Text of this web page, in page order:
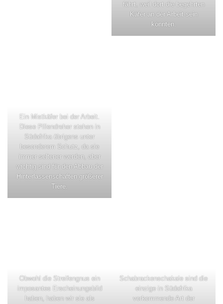
fährt, weil dort die begehrten
Käfer an der Arbeit sein
könnten.
Ein Mistkäfer bei der Arbeit.
Diese Pillendreher stehen in
Südafrika übrigens unter
besonderem Schutz, da sie
immer seltener werden, aber
wichtig sind für den Abbau der
Hinterlassenschaften größerer
Tiere.
Obwohl die Streifengnus ein
imposantes Erscheinungsbild
haben, haben wir sie als
Schabrackenschakale sind die
einzige in Südafrika
vorkommende Art der